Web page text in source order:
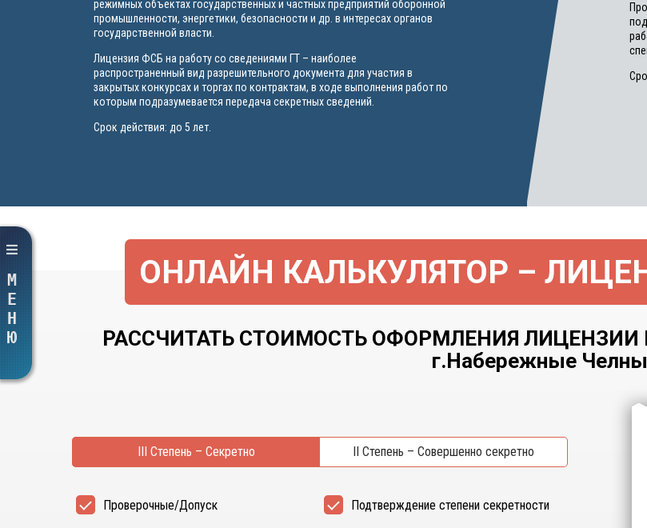
режимных объектах государственных и частных предприятий оборонной
промышленности, энергетики, безопасности и др. в интересах органов
государственной власти.
Лицензия ФСБ на работу со сведениями ГТ – наиболее
распространенный вид разрешительного документа для участия в
закрытых конкурсах и торгах по контрактам, в ходе выполнения работ по
которым подразумевается передача секретных сведений.
Срок действия: до 5 лет.
ОНЛАЙН КАЛЬКУЛЯТОР –
РАССЧИТАТЬ СТОИМОСТЬ ОФОРМЛЕНИЯ ЛИЦЕНЗИИ
г.Набережные Челны
III Степень – Секретно II Степень – Совершенно секретно
Проверочные/Допуск Подтверждение степени секретности
МЕНЮ